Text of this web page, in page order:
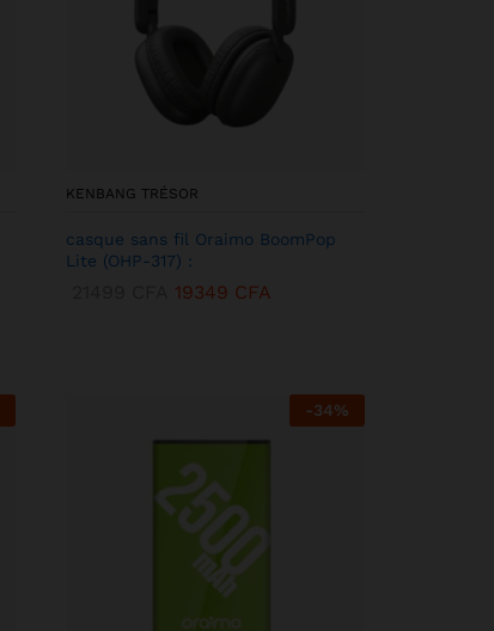
KENBANG TRÉSOR
casque sans fil Oraimo BoomPop
Lite (OHP-317) :
19349 CFA
-34%